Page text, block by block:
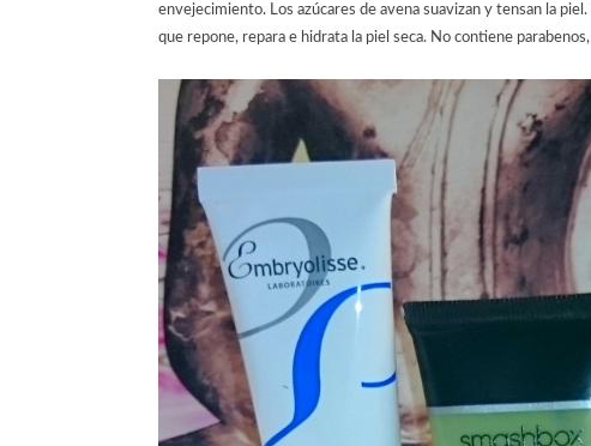
envejecimiento. Los azúcares de avena suavizan y tensan la
que repone, repara e hidrata la piel seca. No contiene